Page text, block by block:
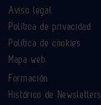
Aviso legal
Política de privacidad
Política de cookies
Mapa web
Formación
Histórico de Newsletters